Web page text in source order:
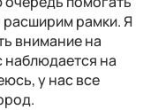
рамки. Я
внимание на
на
у нас все